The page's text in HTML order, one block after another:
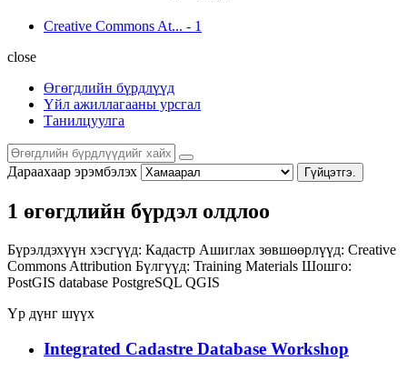
Creative Commons At... - 1
close
Өгөгдлийн бүрдлүүд
Үйл ажиллагааны урсгал
Танилцуулга
Дараахаар эрэмбэлэх Гүйцэтгэ.
1 өгөгдлийн бүрдэл олдлоо
Бүрэлдэхүүн хэсгүүд: Кадастр Ашиглах зөвшөөрлүүд: Creative
Commons Attribution Бүлгүүд: Training Materials Шошго:
PostGIS database PostgreSQL QGIS
Үр дүнг шүүх
Integrated Cadastre Database Workshop